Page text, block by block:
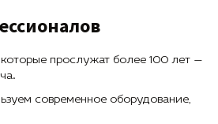
которые прослужат более 100 лет —
современное оборудование,